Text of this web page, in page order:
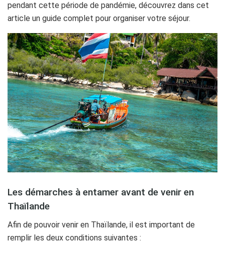
pendant cette période de pandémie, découvrez dans cet
article un guide complet pour organiser votre séjour.
Les démarches à entamer avant de venir en
Thaïlande
Afin de pouvoir venir en Thaïlande, il est important de
remplir les deux conditions suivantes :